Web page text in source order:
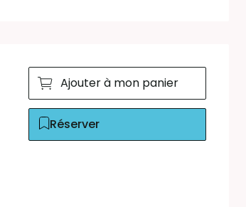
Ajouter à mon panier
Réserver